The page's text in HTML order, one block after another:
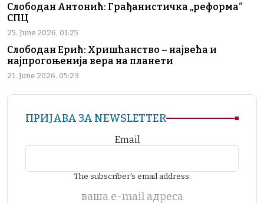
Слободан Антонић: Грађанистичка „реформа“
СПЦ
25. June 2026. 01:25
Слободан Ерић: Хришћанство – највећа и
најпрогоњенија вера на планети
21. June 2026. 05:23
ПРИЈАВА ЗА NEWSLETTER
Email
The subscriber's email address.
ваша е-mail адреса